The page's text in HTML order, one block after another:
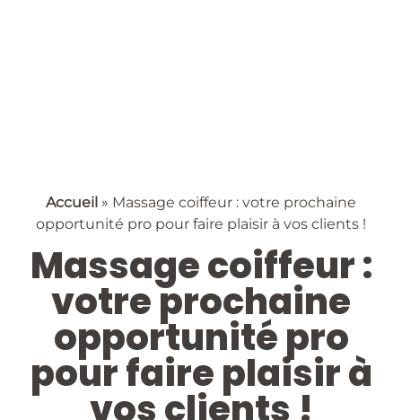
Accueil » Massage coiffeur : votre prochaine
opportunité pro pour faire plaisir à vos clients !
Massage coiffeur :
votre prochaine
opportunité pro
pour faire plaisir à
vos clients !